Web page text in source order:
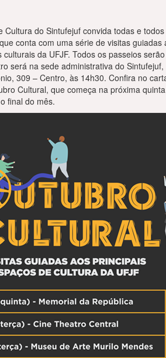
Cultura do Sintufejuf convida todas e
conta com uma série de visitas guiadas
culturais da UFJF. Todos os passeios
será na sede administrativa do
309 – Centro, às 14h30. Confira no
Cultural, que começa na próxima
final do mês.